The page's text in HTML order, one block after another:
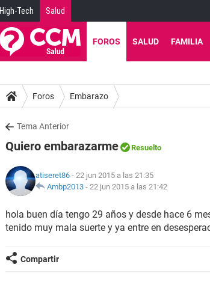
High-Tech Salud
FOROS SALUD FAMILIA
Foros Embarazo
Tema Anterior
Quiero embarazarme Resuelto
atiseret86 - 22 jun 2015 a las 21:35
Ambp2013 - 22 jun 2015 a las 21:42
hola buen día tengo 29 años y desde hace 6
tenido muy mala suerte y ya entre en
Compartir